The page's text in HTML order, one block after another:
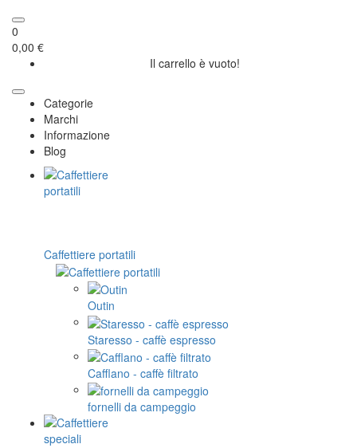
0
0,00 €
Il carrello è vuoto!
Categorie
Marchi
Informazione
Blog
Caffettiere portatili
Outin
Staresso - caffè espresso
Cafflano - caffè filtrato
fornelli da campeggio